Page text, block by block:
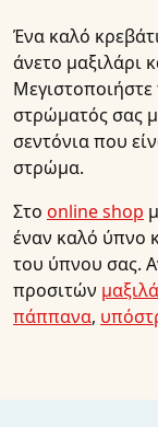
Ένα καλό
άνετο μαξιλάρι
στρώματός σας
σεντόνια που
στρώμα.
Στο online shop
έναν καλό ύπνο
του ύπνου σας.
προσιτών
πάππανα,